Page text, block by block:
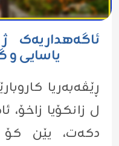
ئاگەهداریەک ژ
یاسایی و
ڕێڤەبەریا
ل زانکۆیا زاخۆ،
دکەت، یێن